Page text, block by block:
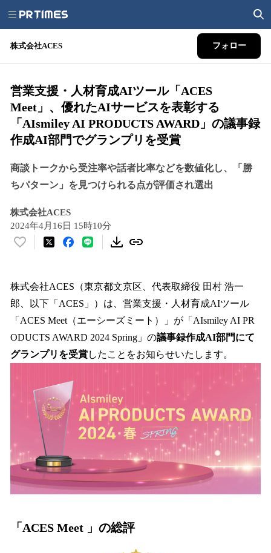
株式会社ACES フォロー
営業支援・人材育成AIツール「ACES
Meet」、優れたAIサービスを表彰する
「AIsmiley AI PRODUCTS AWARD」の議事録
作成AI部門でグランプリを受賞
商談トークから受注率や話者比率などを数値化し、「勝
ちパターン」を見つけられる点が評価され選出
株式会社ACES
2024年4月16日 15時10分
い
！
を
読
み
込
み
す
株式会社ACES（東京都文京区、代表取締役 田村 浩一
郎、以下「ACES」）は、営業支援・人材育成AIツール
「ACES Meet（エーシーズミート）」が「AIsmiley AI PR
ODUCTS AWARD 2024 Spring」の議事録作成AI部門にて
グランプリを受賞したことをお知らせいたします。
「ACES Meet 」の総評